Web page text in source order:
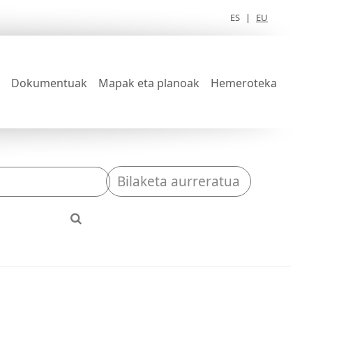
ES | EU
Dokumentuak Mapak eta planoak Hemeroteka
Bilaketa aurreratua